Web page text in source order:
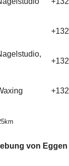
von Eggen